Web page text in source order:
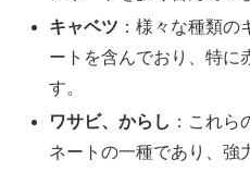
キャベツ ：様々な種類
ートを含んでおり、特に
す。
ワサビ、からし ：これら
ネートの一種であり、強